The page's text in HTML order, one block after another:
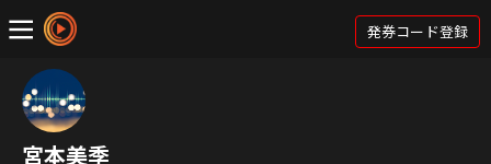
発券コード登録
宮本美季